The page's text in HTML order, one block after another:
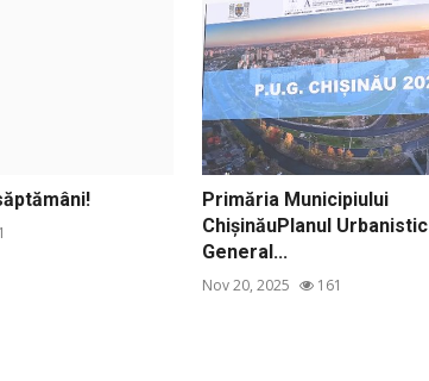
Primăria Municipiului
ChișinăuPlanul Urbanistic
General...
Nov 20, 2025 161